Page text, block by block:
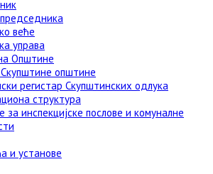
веће
управа
Општине
општине
регистар Скупштинских одлука
структура
инспекцијске послове и комуналне
и установе